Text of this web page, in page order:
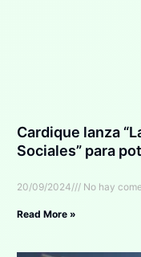
Cardique lanza
Sociales” para
20/09/2024 No hay
Read More »